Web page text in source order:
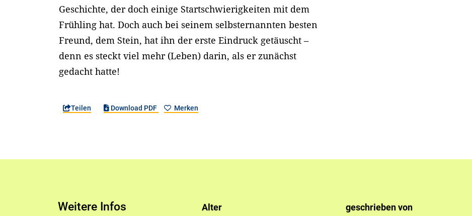
Geschichte, der doch einige Startschwierigkeiten mit dem
Frühling hat. Doch auch bei seinem selbsternannten besten
Freund, dem Stein, hat ihn der erste Eindruck getäuscht –
denn es steckt viel mehr (Leben) darin, als er zunächst
gedacht hatte!
Teilen Download PDF Merken
Weitere Infos Alter geschrieben von